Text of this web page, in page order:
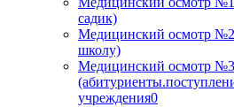
садик)
Медицинский осмотр №2
школу)
Медицинский осмотр №3
учреждения0